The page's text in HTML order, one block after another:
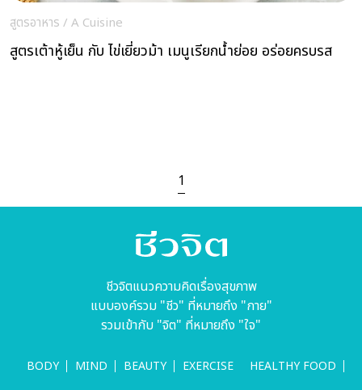
สูตรอาหาร / A Cuisine
สูตรเต้าหู้เย็น กับ ไข่เยี่ยวม้า เมนูเรียกน้ำย่อย อร่อยครบรส
1
ชีวจิตแนวความคิดเรื่องสุขภาพ
แบบองค์รวม "ชีว" ที่หมายถึง "กาย"
รวมเข้ากับ "จิต" ที่หมายถึง "ใจ"
BODY MIND BEAUTY EXERCISE
HEALTHY FOOD